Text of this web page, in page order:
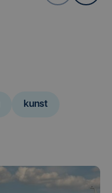
kunst